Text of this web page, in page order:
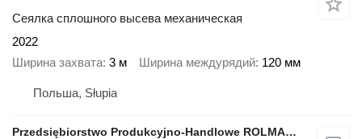
Сеялка сплошного высева механическая
2022
Ширина захвата 3 м Ширина междурядий 120 мм
Польша, Słupia
Przedsiębiorstwo Produkcyjno-Handlowe ROLMAPOL Marcin Dziekan